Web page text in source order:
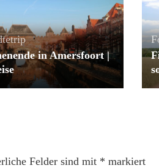
in Amersfoort |
Felder sind mit * markiert